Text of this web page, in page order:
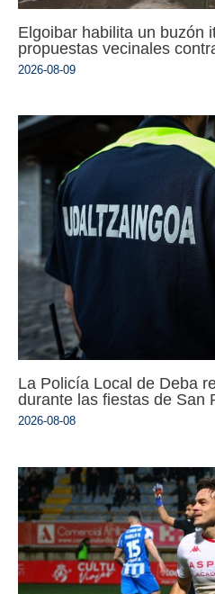
Elgoibar habilita un buzón
propuestas vecinales
2026-08-09
La Policía Local de Deba
durante las fiestas de San
2026-08-08